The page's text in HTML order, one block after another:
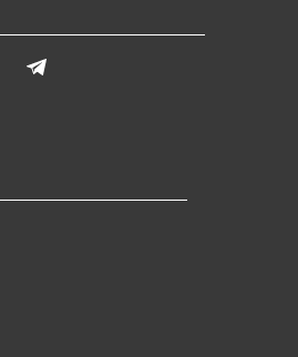
Youtube